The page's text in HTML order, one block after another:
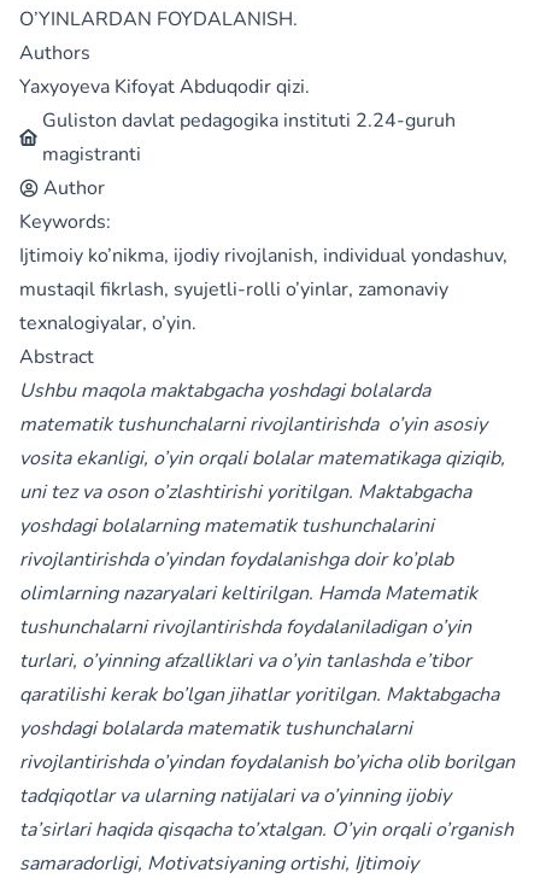
O’YINLARDAN FOYDALANISH.
Authors
Yaxyoyeva Kifoyat Abduqodir qizi.
Guliston davlat pedagogika instituti 2.24-guruh
magistranti
Author
Keywords:
Ijtimoiy ko’nikma, ijodiy rivojlanish, individual yondashuv,
mustaqil fikrlash, syujetli-rolli o’yinlar, zamonaviy
texnalogiyalar, o’yin.
Abstract
Ushbu maqola maktabgacha yoshdagi bolalarda
matematik tushunchalarni rivojlantirishda o’yin asosiy
vosita ekanligi, o’yin orqali bolalar matematikaga qiziqib,
uni tez va oson o’zlashtirishi yoritilgan. Maktabgacha
yoshdagi bolalarning matematik tushunchalarini
rivojlantirishda o’yindan foydalanishga doir ko’plab
olimlarning nazaryalari keltirilgan. Hamda Matematik
tushunchalarni rivojlantirishda foydalaniladigan o’yin
turlari, o’yinning afzalliklari va o’yin tanlashda e’tibor
qaratilishi kerak bo’lgan jihatlar yoritilgan. Maktabgacha
yoshdagi bolalarda matematik tushunchalarni
rivojlantirishda o’yindan foydalanish bo’yicha olib borilgan
tadqiqotlar va ularning natijalari va o’yinning ijobiy
ta’sirlari haqida qisqacha to’xtalgan. O’yin orqali o’rganish
samaradorligi, Motivatsiyaning ortishi, Ijtimoiy